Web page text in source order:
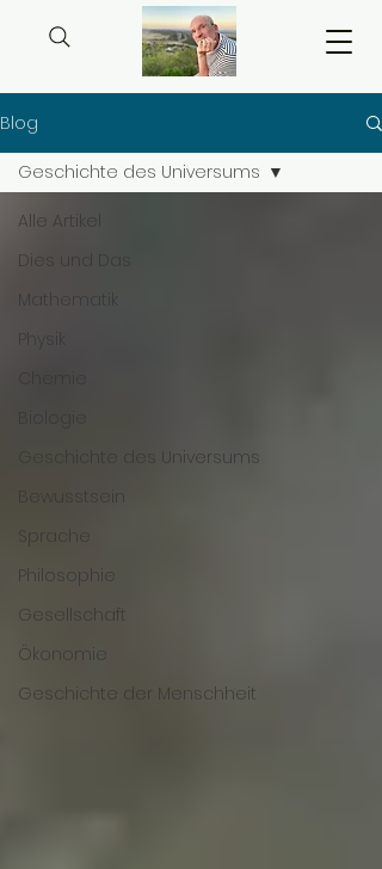
Blog
Alle Artikel
Dies und Das
Mathematik
Physik
Geschichte des Universums
Bewusstsein
Sprache
Philosophie
Gesellschaft
Ökonomie
Geschichte der Menschheit
Geschichte des Universums